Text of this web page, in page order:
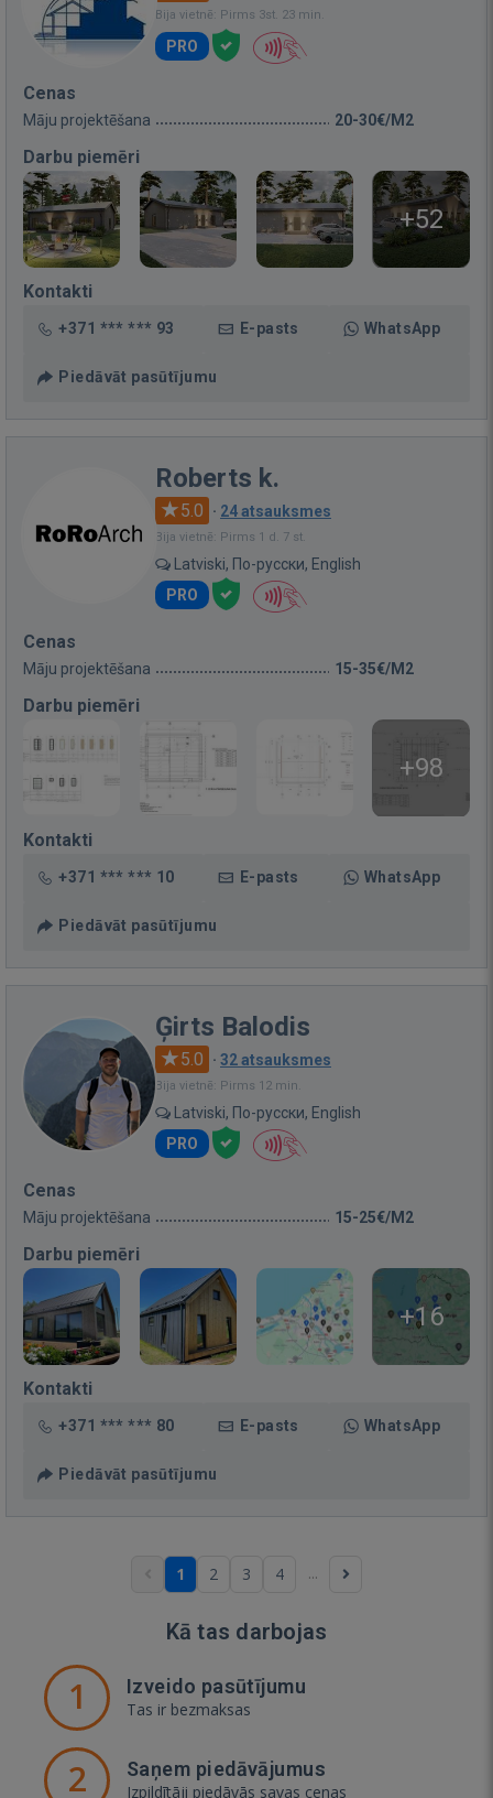
Bija vietnē: Pirms 3st. 23 min.
PRO
Cenas
Māju projektēšana 20-30€/M2
Darbu piemēri
+52
Kontakti
+371 *** *** 93 E-pasts WhatsApp
Piedāvāt pasūtījumu
Roberts k.
5.0 · 24 atsauksmes
Bija vietnē: Pirms 1 d. 7 st.
Latviski, По-русски, English
PRO
Cenas
Māju projektēšana 15-35€/M2
Darbu piemēri
+98
Kontakti
+371 *** *** 10 E-pasts WhatsApp
Piedāvāt pasūtījumu
Ģirts Balodis
5.0 · 32 atsauksmes
Bija vietnē: Pirms 12 min.
Latviski, По-русски, English
PRO
Cenas
Māju projektēšana 15-25€/M2
Darbu piemēri
+16
Kontakti
+371 *** *** 80 E-pasts WhatsApp
Piedāvāt pasūtījumu
1 2 3 4 ...
Kā tas darbojas
1 Izveido pasūtījumu
Tas ir bezmaksas
2 Saņem piedāvājumus
Izpildītāji piedāvās savas cenas